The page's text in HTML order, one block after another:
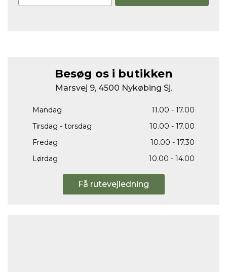
Besøg os i butikken
Marsvej 9, 4500 Nykøbing Sj.
Mandag
11.00 - 17.00
Tirsdag - torsdag
10.00 - 17.00
Fredag
10.00 - 17.30
Lørdag
10.00 - 14.00
Få rutevejledning